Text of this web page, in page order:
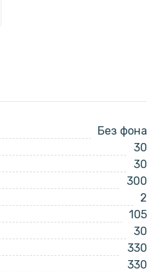
Без фона
30
30
300
2
105
30
330
330